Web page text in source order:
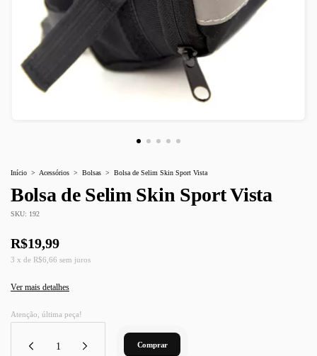
Início > Acessórios > Bolsas > Bolsa de Selim Skin Sport Vista
Bolsa de Selim Skin Sport Vista
SKU: 192
R$19,99
3 x de R$6,66 sem juros
Ver mais detalhes
Atenção, última peça!